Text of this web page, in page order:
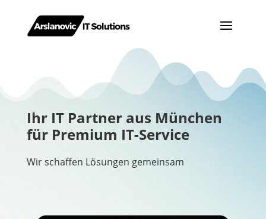
Ihr IT Partner aus München
für Premium IT-Service
Wir schaffen Lösungen gemeinsam